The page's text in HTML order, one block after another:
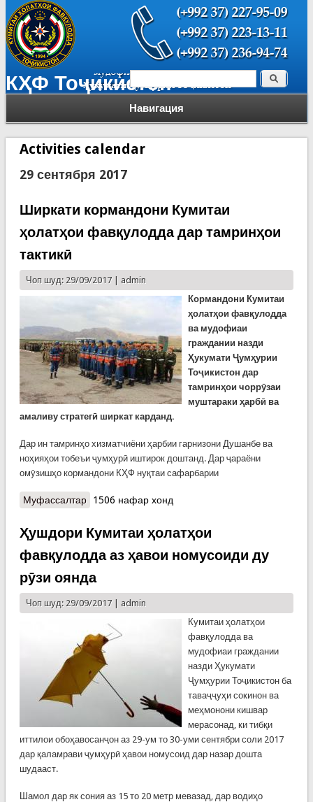
КҲФ Тоҷикистон
Навигация
Форма поиска Поиск
Activities calendar
29 сентября 2017
Ширкати кормандони Кумитаи
ҳолатҳои фавқулодда дар тамринҳои
тактикӣ
Чоп шуд: 29/09/2017 | admin
Кормандони Кумитаи
ҳолатҳои фавқулодда
ва мудофиаи
граждании назди
Ҳукумати Ҷумҳурии
Тоҷикистон дар
тамринҳои чоррӯзаи
муштараки ҳарбӣ ва
амаливу стратегӣ ширкат карданд.
Дар ин тамринҳо хизматчиёни ҳарбии гарнизони Душанбе ва
ноҳияҳои тобеъи ҷумҳурӣ иштирок доштанд. Дар ҷараёни
омӯзишҳо кормандони КҲФ нуқтаи сафарбарии
Муфассалтаро Ширкати кормандони Кумитаи ҳолатҳои
1506 нафар хонд
Ҳушдори Кумитаи ҳолатҳои
фавқулодда аз ҳавои номусоиди ду
рӯзи оянда
Чоп шуд: 29/09/2017 | admin
Кумитаи ҳолатҳои
фавқулодда ва
мудофиаи граждании
назди Ҳукумати
Ҷумҳурии Тоҷикистон ба
таваҷҷуҳи сокинон ва
меҳмонони кишвар
мерасонад, ки тибқи
иттилои обоҳавосанҷон аз 29-ум то 30-уми сентябри соли 2017
дар қаламрави ҷумҳурӣ ҳавои номусоид дар назар дошта
шудааст.
Шамол дар як сония аз 15 то 20 метр мевазад, дар водиҳо